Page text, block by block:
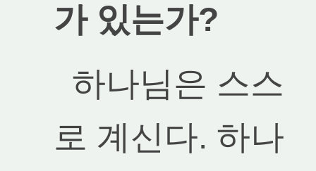
가 있는가?
하나님은 스스
로 계신다. 하나